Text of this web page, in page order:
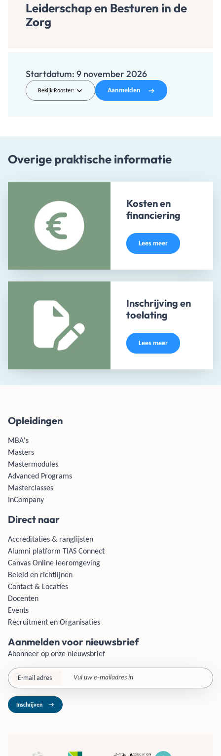
Leiderschap en Besturen in de
Zorg
Startdatum: 9 november 2026
Bekijk Rooster: Aanmelden
Overige praktische informatie
Kosten en
financiering
Lees meer
Inschrijving en
toelating
Lees meer
Opleidingen
MBA's
Masters
Mastermodules
Advanced Programs
Masterclasses
InCompany
Direct naar
Accreditaties & ranglijsten
Alumni platform TIAS Connect
Canvas Online leeromgeving
Beleid en richtlijnen
Contact & Locaties
Docenten
Events
Recruitment en Organisaties
Aanmelden voor nieuwsbrief
Abonneer op onze nieuwsbrief
E-mail adres
Inschrijven